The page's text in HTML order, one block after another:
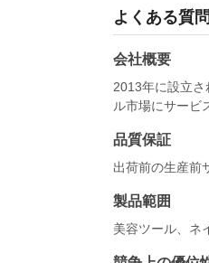
よくある質問
会社概要
2013年に設立
ル市場にサービ
品質保証
出荷前の生産前
製品範囲
美容ツール、ネ